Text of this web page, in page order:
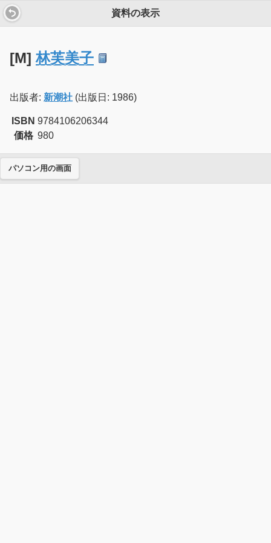
資料の表示
[M]林芙美子
出版者: 新潮社 (出版日: 1986)
ISBN 9784106206344
価格 980
パソコン用の画面